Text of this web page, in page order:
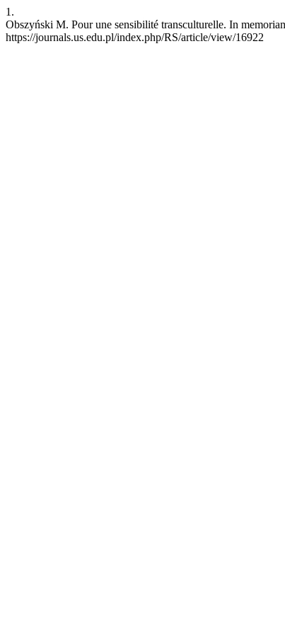
1.
Obszyński M. Pour une sensibilité transculturelle. In
https://journals.us.edu.pl/index.php/RS/article/view/16922